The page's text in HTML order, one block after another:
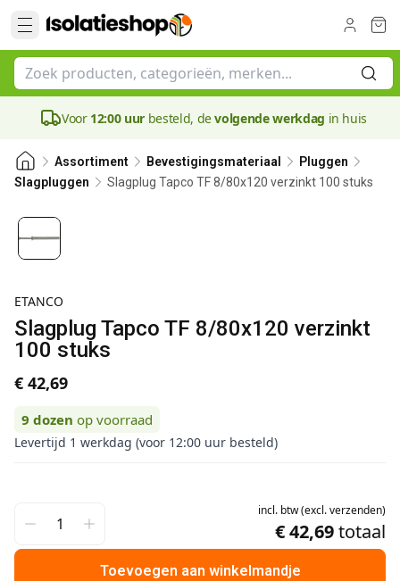
Voor 12:00 uur besteld, devolgende werkdag in huis
Assortiment Bevestigingsmateriaal
Pluggen
Slagpluggen
Slagplug Tapco TF 8/80x120 verzinkt 100 stuks
ETANCO
Slagplug Tapco TF 8/80x120 verzinkt
100 stuks
€ 42,69
9 dozen op voorraad
Levertijd 1 werkdag (voor 12:00 uur besteld)
incl. btw(excl.verzenden)
€ 42,69totaal
Toevoegen aan winkelmandje